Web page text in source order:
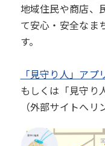
地域住民や商店、
て安心・安全なま
す。
「見守り人」ア
もしくは「見守り
（外部サイトへリ